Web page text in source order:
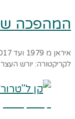
המהפכה
לקריקטורה: יורש